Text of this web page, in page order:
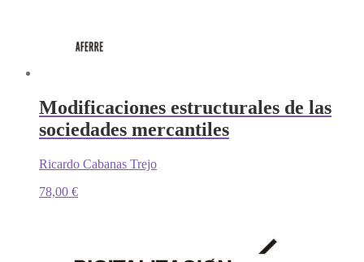
Modificaciones estructurales de las
sociedades mercantiles
Ricardo Cabanas Trejo
78,00 €